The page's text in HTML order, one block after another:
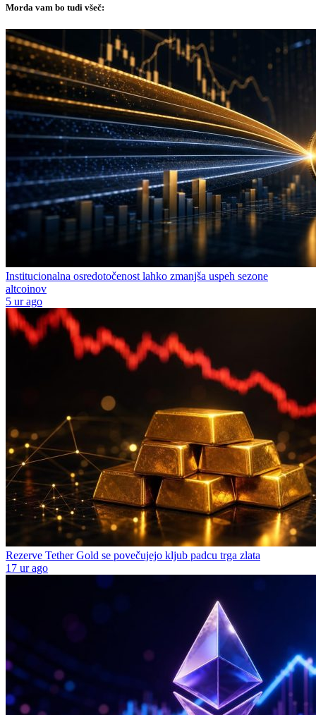
Morda vam bo tudi všeč:
Institucionalna osredotočenost lahko zmanjša uspeh sezone
altcoinov
5 ur ago
Rezerve Tether Gold se povečujejo kljub padcu trga zlata
17 ur ago